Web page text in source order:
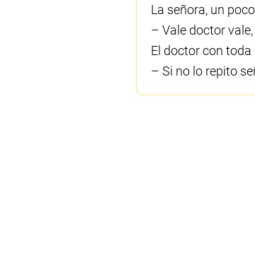
La señora, un
– Vale doctor
El doctor con
– Si no lo repito